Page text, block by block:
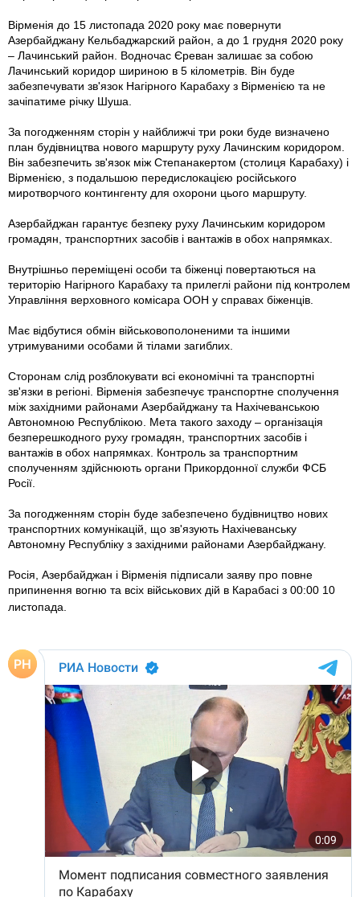
Вірменія до 15 листопада 2020 року має повернути
Азербайджану Кельбаджарский район, а до 1 грудня 2020 року
– Лачинський район. Водночас Єреван залишає за собою
Лачинський коридор шириною в 5 кілометрів. Він буде
забезпечувати зв'язок Нагірного Карабаху з Вірменією та не
зачіпатиме річку Шуша.
За погодженням сторін у найближчі три роки буде визначено
план будівництва нового маршруту руху Лачинским коридором.
Він забезпечить зв'язок між Степанакертом (столиця Карабаху) і
Вірменією, з подальшою передислокацією російського
миротворчого контингенту для охорони цього маршруту.
Азербайджан гарантує безпеку руху Лачинським коридором
громадян, транспортних засобів і вантажів в обох напрямках.
Внутрішньо переміщені особи та біженці повертаються на
територію Нагірного Карабаху та прилеглі райони під контролем
Управління верховного комісара ООН у справах біженців.
Має відбутися обмін військовополоненими та іншими
утримуваними особами й тілами загиблих.
Сторонам слід розблокувати всі економічні та транспортні
зв'язки в регіоні. Вірменія забезпечує транспортне сполучення
між західними районами Азербайджану та Нахічеванською
Автономною Республікою. Мета такого заходу – організація
безперешкодного руху громадян, транспортних засобів і
вантажів в обох напрямках. Контроль за транспортним
сполученням здійснюють органи Прикордонної служби ФСБ
Росії.
За погодженням сторін буде забезпечено будівництво нових
транспортних комунікацій, що зв'язують Нахічеванську
Автономну Республіку з західними районами Азербайджану.
Росія, Азербайджан і Вірменія підписали заяву про повне
припинення вогню та всіх військових дій в Карабасі з 00:00 10
листопада.